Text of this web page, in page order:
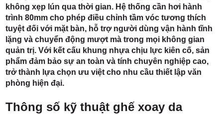
TP. HCM
không xẹp lún qua thời gian. Hệ thống cần hơi hành
trình 80mm cho phép điều chỉnh tầm vóc tương thích
tuyệt đối với mặt bàn, hỗ trợ người dùng vận hành tĩnh
lặng và chuyển động mượt mà trong mọi không gian
quản trị. Với kết cấu khung nhựa chịu lực kiên cố, sản
phẩm đảm bảo sự an toàn và tính chuyên nghiệp cao,
trở thành lựa chọn ưu việt cho nhu cầu thiết lập văn
phòng hiện đại.
Thông số kỹ thuật ghế xoay da